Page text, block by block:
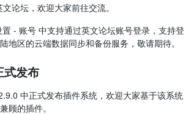
论坛，欢迎大家前往交流。
- 账号 中支持通过英文论坛账号登录，支持登
地区的云端数据同步和备份服务，敬请期待。
式发布
中正式发布插件系统，欢迎大家基于该系统
顾的插件。